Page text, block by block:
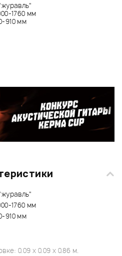
1760 мм
910 мм
1760 мм
910 мм
0.09 x 0.09 x 0.86 м.